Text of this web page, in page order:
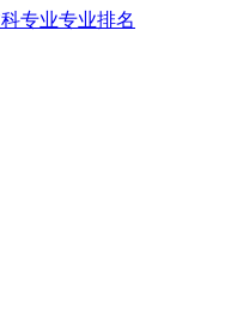
专业专业排名